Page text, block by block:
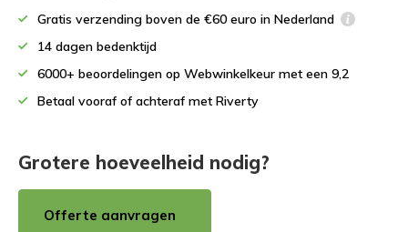
Gratis verzending boven de €60 euro in Nederland
14 dagen bedenktijd
6000+ beoordelingen op Webwinkelkeur met een 9,2
Betaal vooraf of achteraf met Riverty
Grotere hoeveelheid nodig?
Offerte aanvragen